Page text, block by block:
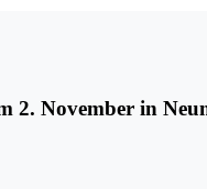
2. November in